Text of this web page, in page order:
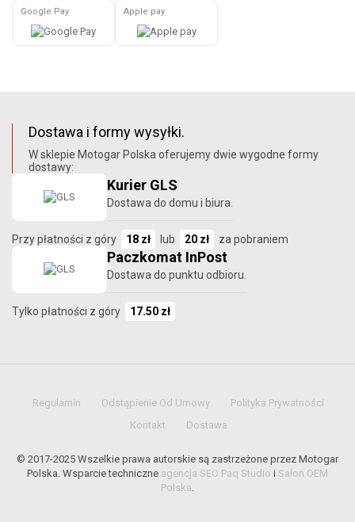
Google Pay Apple pay
Dostawa i formy wysyłki.
W sklepie Motogar Polska oferujemy dwie wygodne formy
dostawy:
Kurier GLS
Dostawa do domu i biura.
Przy płatności z góry 18 zł lub 20 zł za pobraniem
Paczkomat InPost
Dostawa do punktu odbioru.
Tylko płatności z góry 17.50 zł
Regulamin Odstąpienie Od Umowy
Polityka Prywatności
Kontakt
Dostawa
© 2017-2025 Wszelkie prawa autorskie są zastrzeżone przez Motogar
Polska. Wsparcie techniczne agencja SEO Paq Studio i Salon OEM
Polska